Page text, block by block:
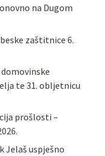
na Dugom
zaštitnice 6.
te 31. obljetnicu
prošlosti –
Jelaš uspješno